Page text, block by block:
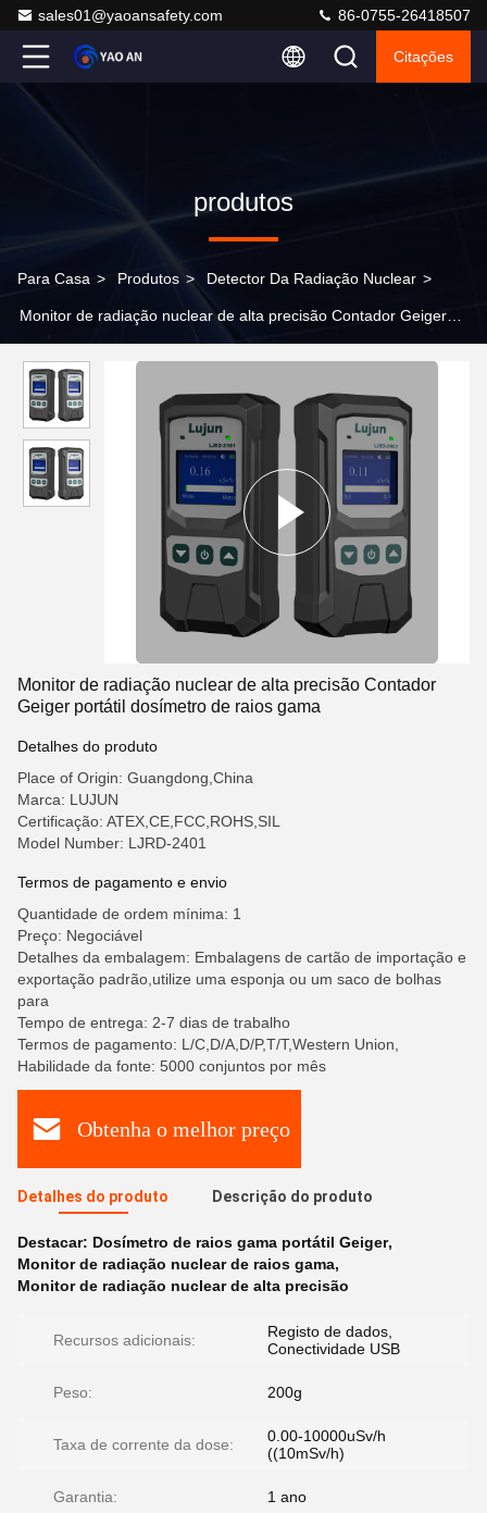
sales01@yaoansafety.com 86-0755-26418507
Citações
produtos
Para Casa > Produtos > Detector Da Radiação Nuclear >
Monitor de radiação nuclear de alta precisão Contador Geiger
Monitor de radiação nuclear de alta precisão Contador
Geiger portátil dosímetro de raios gama
Detalhes do produto
Place of Origin: Guangdong,China
Marca: LUJUN
Certificação: ATEX,CE,FCC,ROHS,SIL
Model Number: LJRD-2401
Termos de pagamento e envio
Quantidade de ordem mínima: 1
Preço: Negociável
Detalhes da embalagem: Embalagens de cartão de importação e
exportação padrão,utilize uma esponja ou um saco de bolhas
para
Tempo de entrega: 2-7 dias de trabalho
Termos de pagamento: L/C,D/A,D/P,T/T,Western Union,
Habilidade da fonte: 5000 conjuntos por mês
Obtenha o melhor preço
Detalhes do produto Descrição do produto
Destacar: Dosímetro de raios gama portátil Geiger,
Monitor de radiação nuclear de raios gama,
Monitor de radiação nuclear de alta precisão
Recursos adicionais:
Registo de dados,
Conectividade USB
Peso: 200g
Taxa de corrente da dose:
0.00-10000uSv/h
((10mSv/h)
Garantia: 1 ano